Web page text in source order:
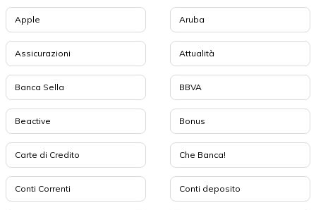
Apple Aruba
Assicurazioni Attualità
Banca Sella BBVA
Beactive Bonus
Carte di Credito Che Banca!
Conti Correnti Conti deposito